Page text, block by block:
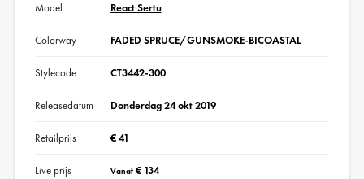
Model React Sertu
Colorway FADED SPRUCE/GUNSMOKE-BICOASTAL
Stylecode CT3442-300
Releasedatum Donderdag 24 okt 2019
Retailprijs € 41
Live prijs Vanaf€ 134